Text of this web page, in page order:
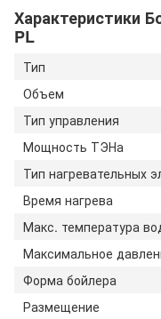
Характеристики
PL
Тип
Объем
Тип управления
Мощность ТЭНа
Тип нагревательных
Время нагрева
Макс. температура
Максимальное
Форма бойлера
Размещение